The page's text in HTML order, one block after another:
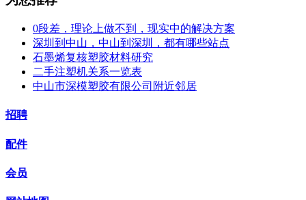
0段差，理论上做不到，现实中的解决方案
深圳到中山，中山到深圳，都有哪些站点
石墨烯复核塑胶材料研究
二手注塑机关系一览表
中山市深模塑胶有限公司附近邻居
招聘
配件
会员